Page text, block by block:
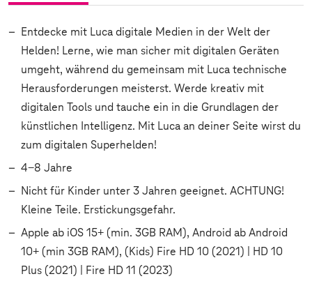
Entdecke mit Luca digitale Medien in der Welt der
Helden! Lerne, wie man sicher mit digitalen Geräten
umgeht, während du gemeinsam mit Luca technische
Herausforderungen meisterst. Werde kreativ mit
digitalen Tools und tauche ein in die Grundlagen der
künstlichen Intelligenz. Mit Luca an deiner Seite wirst du
zum digitalen Superhelden!
4-8 Jahre
Nicht für Kinder unter 3 Jahren geeignet. ACHTUNG!
Kleine Teile. Erstickungsgefahr.
Apple ab iOS 15+ (min. 3GB RAM), Android ab Android
10+ (min 3GB RAM), (Kids) Fire HD 10 (2021) | HD 10
Plus (2021) | Fire HD 11 (2023)